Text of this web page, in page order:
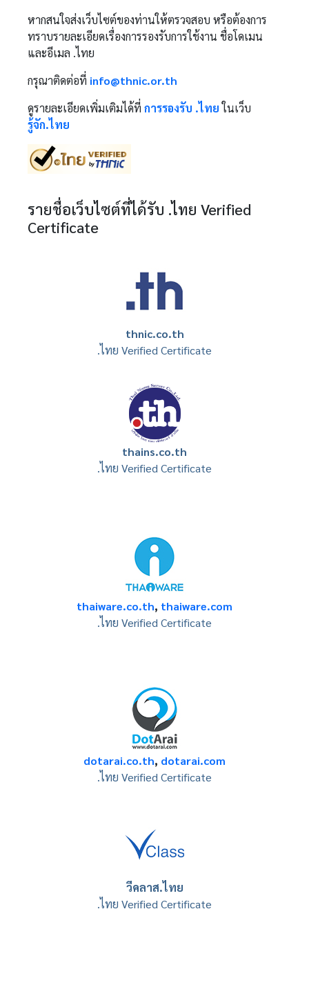
หากสนใจส่งเว็บไซต์ของท่านให้ตรวจสอบ หรือต้องการ
ทราบรายละเอียดเรื่องการรองรับการใช้งาน ชื่อโดเมน
และอีเมล .ไทย
กรุณาติดต่อที่ info@thnic.or.th
ดูรายละเอียดเพิ่มเติมได้ที่การรองรับ .ไทยในเว็บ
รู้จัก.ไทย
รายชื่อเว็บไซต์ที่ได้รับ .ไทย Verified
Certificate
thnic.co.th
.ไทย Verified Certificate
thains.co.th
.ไทย Verified Certificate
thaiware.co.th, thaiware.com
.ไทย Verified Certificate
dotarai.co.th, dotarai.com
.ไทย Verified Certificate
วีคลาส.ไทย
.ไทย Verified Certificate